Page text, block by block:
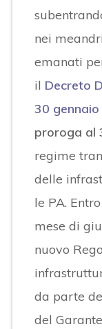
nei
emanati
il Decreto
30
proroga al
regime
delle
le PA.
mese di
nuovo
da parte
del